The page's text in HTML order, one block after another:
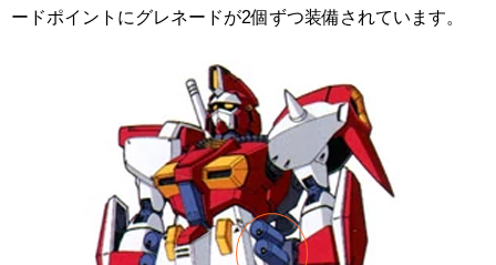
ードポイントにグレネードが2個ずつ装備されています。